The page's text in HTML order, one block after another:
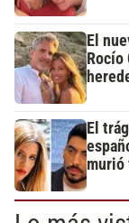
El
El
murió